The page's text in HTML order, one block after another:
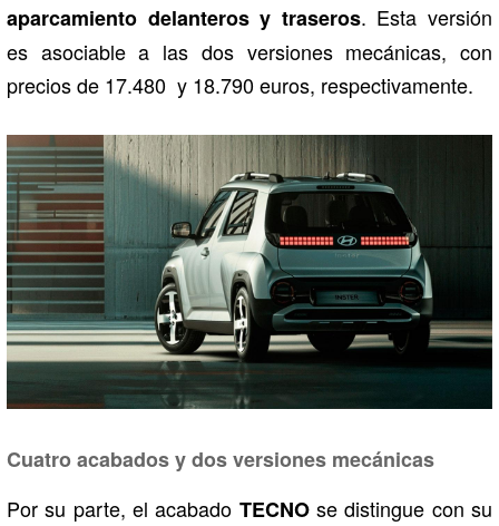
aparcamiento delanteros y traseros. Esta versión
es asociable a las dos versiones mecánicas, con
precios de 17.480 y 18.790 euros, respectivamente.
Cuatro acabados y dos versiones mecánicas
Por su parte, el acabado TECNOse distingue con su